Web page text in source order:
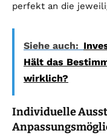
perfekt an die
Siehe auch:
Hält das
wirklich?
Individuelle